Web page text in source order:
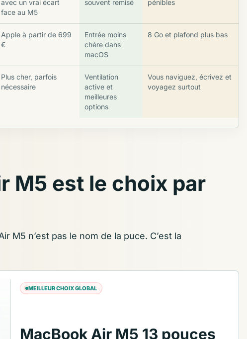
avec un vrai écart
face au M5
souvent remisé
pénibles
Apple à partir de 699
€
Entrée moins
chère dans
macOS
8 Go et plafond plus bas
Plus cher, parfois
nécessaire
Ventilation
active et
meilleures
options
Vous naviguez, écrivez et
voyagez surtout
M5 est le choix par
M5 n’est pas le nom de la puce. C’est la
MEILLEUR CHOIX GLOBAL
MacBook Air M5 13 pouces